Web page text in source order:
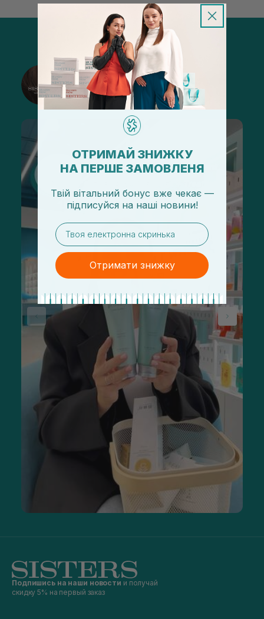
@sisters_stelmakh в Instagram
Подписаться
Подпишись на наши новости и получай
скидку 5% на первый заказ
ОТРИМАЙ ЗНИЖКУ
НА ПЕРШЕ ЗАМОВЛЕНЯ
Твій вітальний бонус вже чекає —
підписуйся на наші новини!
email
Отримати знижку